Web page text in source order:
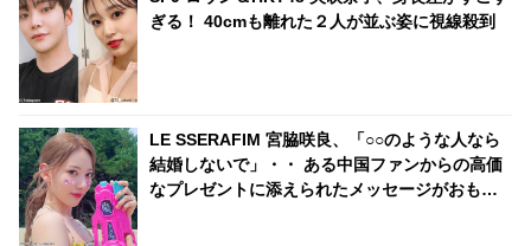
ぎる！ 40cmも離れた２人が並ぶ姿に視線殺到
LE SSERAFIM 宮脇咲良、「○○のような人なら
結婚しないで」・・ ある中国ファンからの高価
なプレゼントに添えられたメッセージがおもし